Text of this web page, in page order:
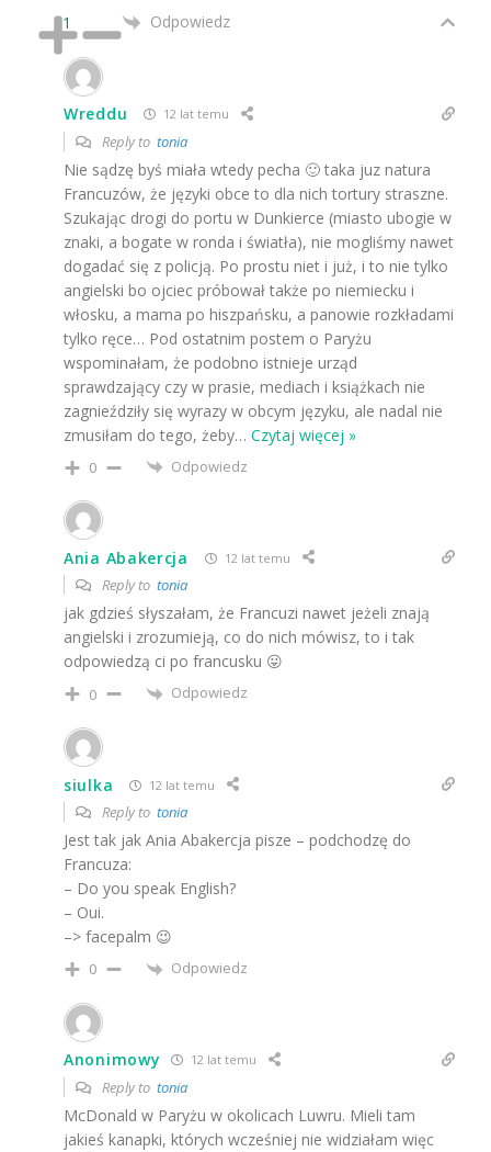
1 Odpowiedz
Wreddu 12 lat temu
Reply to tonia
Nie sądzę byś miała wtedy pecha 🙂 taka juz natura
Francuzów, że języki obce to dla nich tortury straszne.
Szukając drogi do portu w Dunkierce (miasto ubogie w
znaki, a bogate w ronda i światła), nie mogliśmy nawet
dogadać się z policją. Po prostu niet i już, i to nie tylko
angielski bo ojciec próbował także po niemiecku i
włosku, a mama po hiszpańsku, a panowie rozkładami
tylko ręce… Pod ostatnim postem o Paryżu
wspominałam, że podobno istnieje urząd
sprawdzający czy w prasie, mediach i książkach nie
zagnieździły się wyrazy w obcym języku, ale nadal nie
zmusiłam do tego, żeby… Czytaj więcej »
0 Odpowiedz
Ania Abakercja 12 lat temu
Reply to tonia
jak gdzieś słyszałam, że Francuzi nawet jeżeli znają
angielski i zrozumieją, co do nich mówisz, to i tak
odpowiedzą ci po francusku 😛
0 Odpowiedz
siulka 12 lat temu
Reply to tonia
Jest tak jak Ania Abakercja pisze – podchodzę do
Francuza:
– Do you speak English?
– Oui.
–> facepalm 😉
0 Odpowiedz
Anonimowy 12 lat temu
Reply to tonia
McDonald w Paryżu w okolicach Luwru. Mieli tam
jakieś kanapki, których wcześniej nie widziałam więc